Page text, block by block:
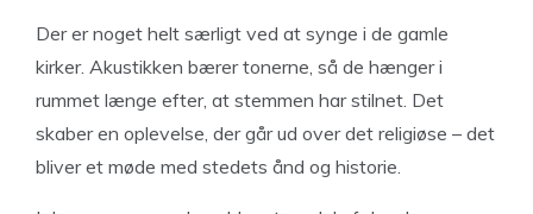
Der er noget helt særligt ved at synge i de gamle
kirker. Akustikken bærer tonerne, så de hænger i
rummet længe efter, at stemmen har stilnet. Det
skaber en oplevelse, der går ud over det religiøse – det
bliver et møde med stedets ånd og historie.